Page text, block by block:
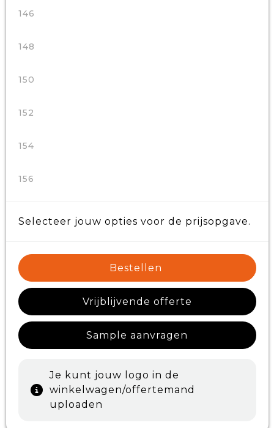
146
148
150
152
154
156
Selecteer jouw opties voor de prijsopgave.
Bestellen
Vrijblijvende offerte
Sample aanvragen
Je kunt jouw logo in de
winkelwagen/offertemand
uploaden